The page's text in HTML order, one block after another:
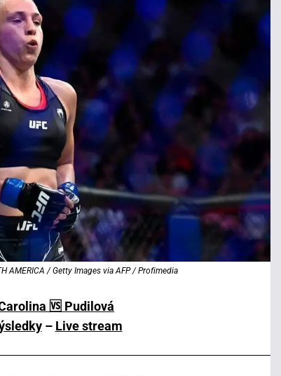
AMERICA / Getty Images via AFP / Profimedia
🆚 Pudilová
– Live stream